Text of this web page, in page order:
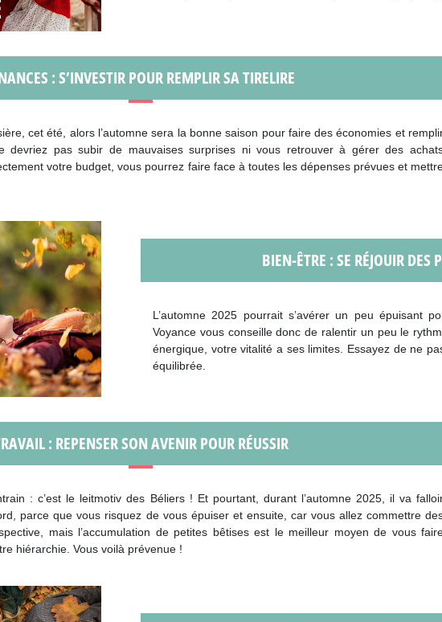
: S’INVESTIR POUR REMPLIR SA TIRELIRE
cet été, alors l’automne sera la bonne saison pour faire des économies et
devriez pas subir de mauvaises surprises ni vous retrouver à gérer des
votre budget, vous pourrez faire face à toutes les dépenses prévues et
BIEN-ÊTRE : SE RÉJOUIR DES
L’automne 2025 pourrait s’avérer un peu épuisant
Voyance vous conseille donc de ralentir un peu le
énergique, votre vitalité a ses limites. Essayez de ne
équilibrée.
: REPENSER SON AVENIR POUR RÉUSSIR
: c’est le leitmotiv des Béliers ! Et pourtant, durant l’automne 2025, il va
parce que vous risquez de vous épuiser et ensuite, car vous allez commettre
mais l’accumulation de petites bêtises est le meilleur moyen de vous
hiérarchie. Vous voilà prévenue !